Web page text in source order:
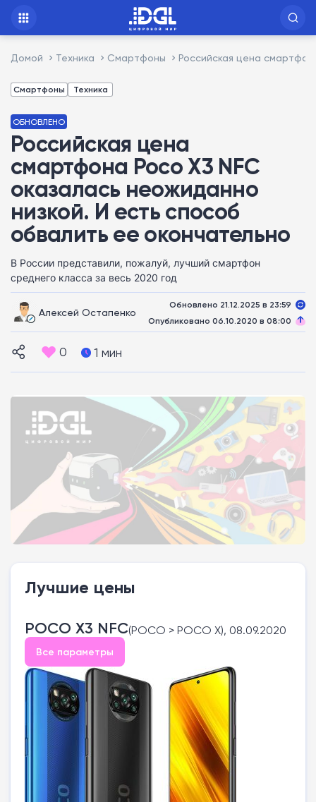
Домой Техника Смартфоны Российская цена
Смартфоны Техника
ОБНОВЛЕНО
Российская цена
смартфона Poco X3 NFC
оказалась неожиданно
низкой. И есть способ
обвалить ее окончательно
В России представили, пожалуй, лучший смартфон
среднего класса за весь 2020 год
Алексей Остапенко
Обновлено 21.12.2025 в 23:59
Опубликовано 06.10.2020 в 08:00
0 1 мин
Лучшие цены
POCO X3 NFC(POCO > POCO X), 08.09.2020
Все параметры